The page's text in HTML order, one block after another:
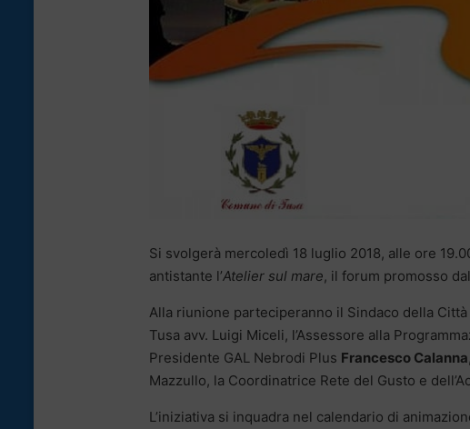
Si svolgerà mercoledì 18 luglio 2018, alle ore
antistante l’Atelier sul mare, il forum promosso dal
Alla riunione parteciperanno il Sindaco della
Tusa avv. Luigi Miceli, l’Assessore alla
Presidente GAL Nebrodi Plus Francesco Calanna
Mazzullo, la Coordinatrice Rete del Gusto e
L’iniziativa si inquadra nel calendario di